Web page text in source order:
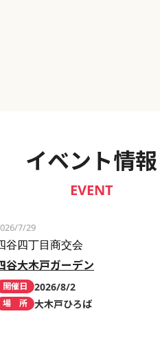
イベント情報
EVENT
7/29
谷四丁目商交会
谷大木戸ガーデン
開催日 2026/8/2
場 所 大木戸ひろば